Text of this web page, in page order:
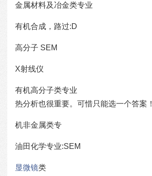
金属材料及冶金类专业
有机合成，路过:D
高分子 SEM
X射线仪
有机高分子类专业
热分析也很重要。可惜只能选一个答案！
机非金属类专
油田化学专业:SEM
显微镜类